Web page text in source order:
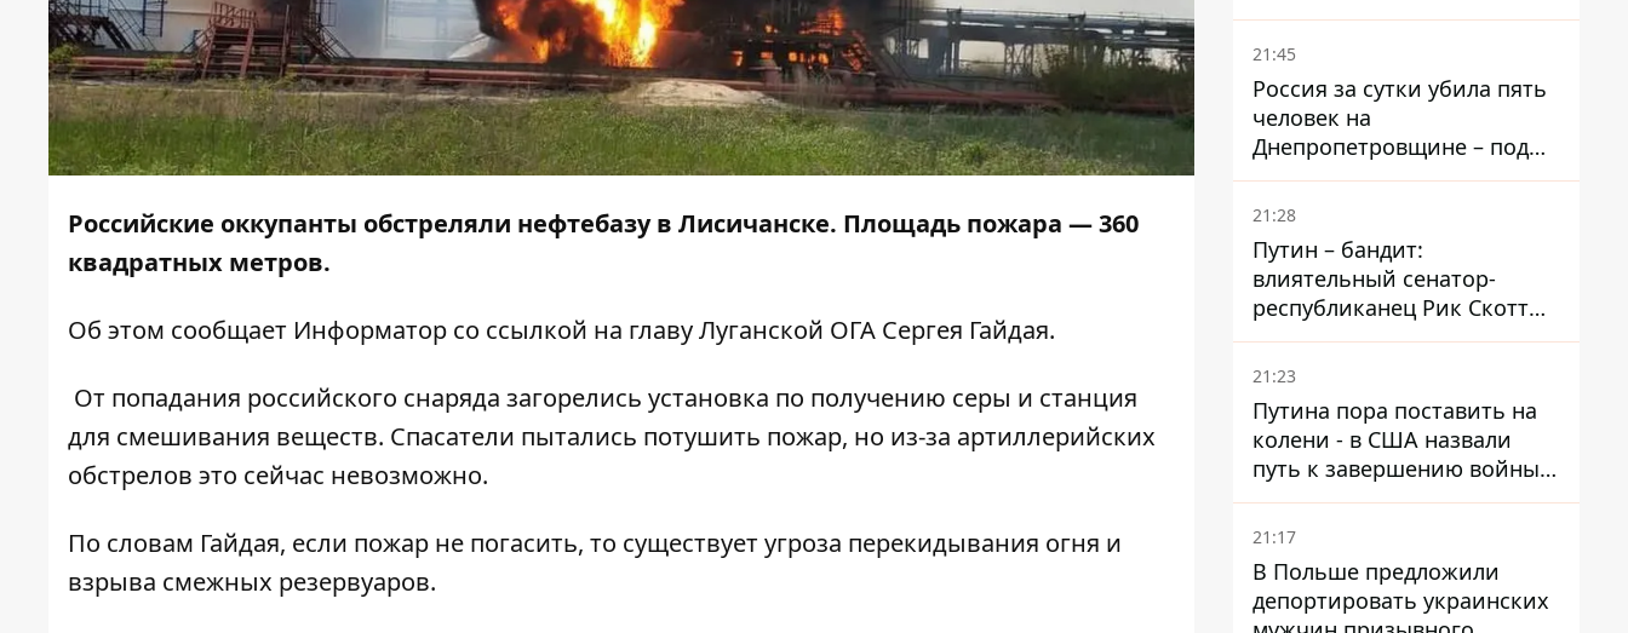
Российские оккупанты обстреляли нефтебазу в Лисичанске. Площадь пожара — 360
квадратных метров.
Об этом сообщает Информатор со ссылкой на главу Луганской ОГА Сергея Гайдая.
От попадания российского снаряда загорелись установка по получению серы и станция
для смешивания веществ. Спасатели пытались потушить пожар, но из-за артиллерийских
обстрелов это сейчас невозможно.
По словам Гайдая, если пожар не погасить, то существует угроза перекидывания огня и
взрыва смежных резервуаров.
– он возглавил народное
голосование
21:45
Россия за сутки убила пять
человек на
Днепропетровщине – под
ударами оказались пять
районов области
21:28
Путин – бандит:
влиятельный сенатор-
республиканец Рик Скотт
призвал Конгресс привлечь
РФ к ответственности за
21:23
Путина пора поставить на
колени - в США назвали
путь к завершению войны -
National Security Journal
21:17
В Польше предложили
депортировать украинских